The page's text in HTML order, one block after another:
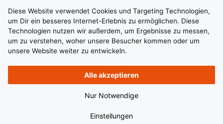
Diese Website verwendet Cookies und Targeting Technologien,
um Dir ein besseres Internet-Erlebnis zu ermöglichen. Diese
Technologien nutzen wir außerdem, um Ergebnisse zu messen,
um zu verstehen, woher unsere Besucher kommen oder um
unsere Website weiter zu entwickeln.
Alle akzeptieren
Nur Notwendige
Einstellungen
Nachtschicht
39124 Magdeburg Festanstellung Vollzeit ab sofort
Ihre Chance in der Nachtschicht – Sicher unterwegs im
© 2026 BplusZ Verwaltungs GmbH. All rights reserved.